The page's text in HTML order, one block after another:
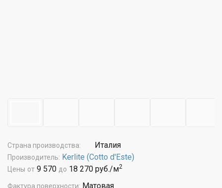
Страна производства: Италия
Производитель: Kerlite (Cotto d'Este)
Цены от 9 570 до 18 270 руб./м2
Фактура поверхности: Матовая